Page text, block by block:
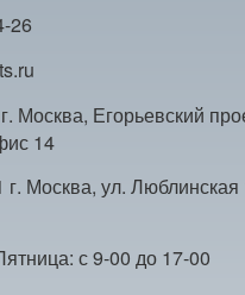
26
Москва, Егорьевский
14
Москва, ул. Люблинская
с 9-00 до 17-00